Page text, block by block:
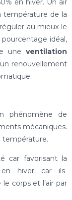
en hiver. Un air
température de la
au mieux le
idéal,
une ventilation
un renouvellement
phénomène de
mécaniques.
température.
car favorisant la
en hiver car ils
corps et l’air par